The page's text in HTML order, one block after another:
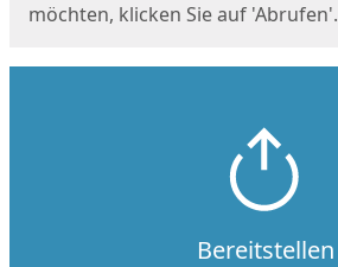
möchten, klicken Sie auf 'Abrufen'.
Bereitstellen